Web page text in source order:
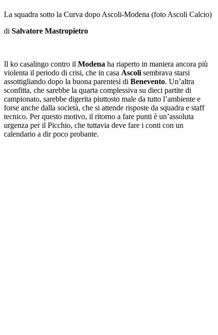
La squadra sotto la Curva dopo Ascoli-Modena (foto Ascoli Calcio)
di Salvatore Mastropietro
Il ko casalingo contro il Modena ha riaperto in maniera ancora più
violenta il periodo di crisi, che in casa Ascoli sembrava starsi
assottigliando dopo la buona parentesi di Benevento. Un’altra
sconfitta, che sarebbe la quarta complessiva su dieci partite di
campionato, sarebbe digerita piuttosto male da tutto l’ambiente e
forse anche dalla società, che si attende risposte da squadra e staff
tecnico. Per questo motivo, il ritorno a fare punti è un’assoluta
urgenza per il Picchio, che tuttavia deve fare i conti con un
calendario a dir poco probante.